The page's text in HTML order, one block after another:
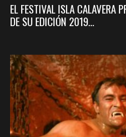
EL FESTIVAL ISLA CALAVERA
DE SU EDICIÓN 2019...